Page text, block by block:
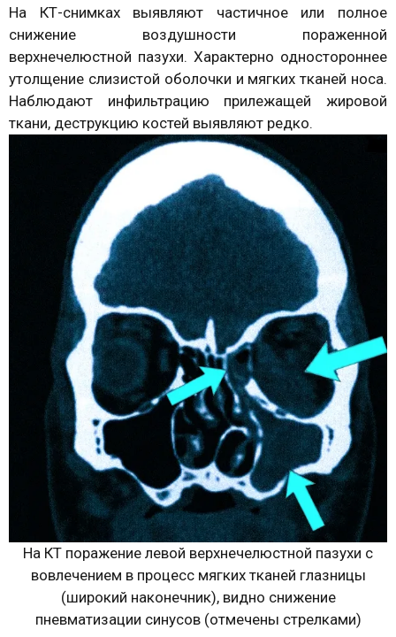
На КТ-снимках выявляют частичное или полное
снижение воздушности пораженной
верхнечелюстной пазухи. Характерно одностороннее
утолщение слизистой оболочки и мягких тканей носа.
Наблюдают инфильтрацию прилежащей жировой
ткани, деструкцию костей выявляют редко.
На КТ поражение левой верхнечелюстной пазухи с
вовлечением в процесс мягких тканей глазницы
(широкий наконечник), видно снижение
пневматизации синусов (отмечены стрелками)